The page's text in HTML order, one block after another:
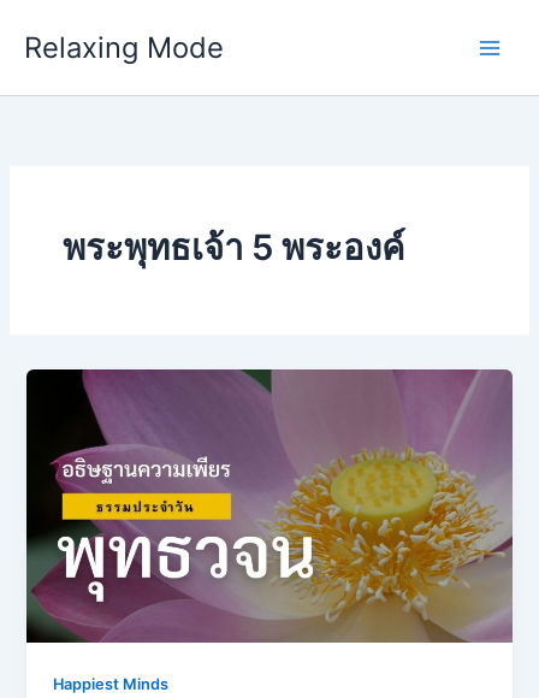
Relaxing Mode
พระพุทธเจ้า 5 พระองค์
Happiest Minds